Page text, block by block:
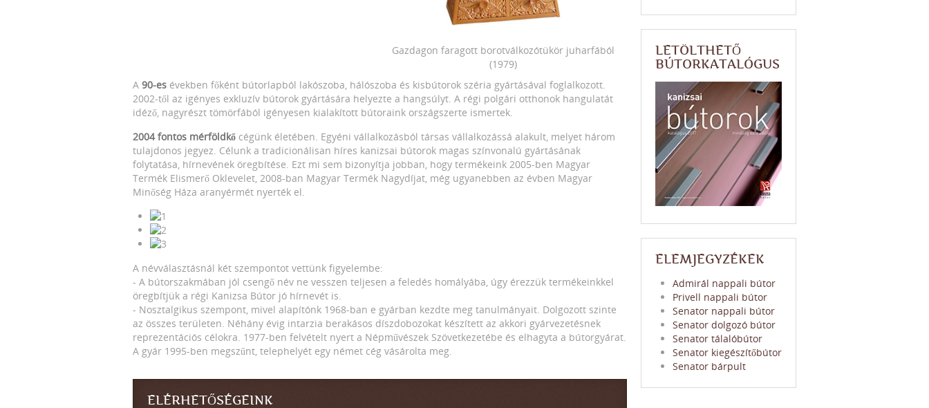
Gazdagon faragott borotválkozótükör juharfából
(1979)
A 90-es években főként bútorlapból lakószoba, hálószoba és kisbútorok széria gyártásával foglalkozott.
2002-től az igényes exkluzív bútorok gyártására helyezte a hangsúlyt. A régi polgári otthonok hangulatát
idéző, nagyrészt tömörfából igényesen kialakított bútoraink országszerte ismertek.
2004 fontos mérföldkő cégünk életében. Egyéni vállalkozásból társas vállalkozássá alakult, melyet három
tulajdonos jegyez. Célunk a tradicionálisan híres kanizsai bútorok magas színvonalú gyártásának
folytatása, hírnevének öregbítése. Ezt mi sem bizonyítja jobban, hogy termékeink 2005-ben Magyar
Termék Elismerő Oklevelet, 2008-ban Magyar Termék Nagydíjat, még ugyanebben az évben Magyar
Minőség Háza aranyérmét nyerték el.
A névválasztásnál két szempontot vettünk figyelembe:
- A bútorszakmában jól csengő név ne vesszen teljesen a feledés homályába, úgy érezzük termékeinkkel
öregbítjük a régi Kanizsa Bútor jó hírnevét is.
- Nosztalgikus szempont, mivel alapítónk 1968-ban e gyárban kezdte meg tanulmányait. Dolgozott szinte
az összes területen. Néhány évig intarzia berakásos díszdobozokat készített az akkori gyárvezetésnek
reprezentációs célokra. 1977-ben felvételt nyert a Népművészek Szövetkezetébe és elhagyta a bútorgyárat.
A gyár 1995-ben megszűnt, telephelyét egy német cég vásárolta meg.
ELÉRHETŐSÉGEINK
LETÖLTHETŐ
BÚTORKATALÓGUS
ELEMJEGYZÉKEK
Admirál nappali bútor
Privell nappali bútor
Senator nappali bútor
Senator dolgozó bútor
Senator tálalóbútor
Senator kiegészítőbútor
Senator bárpult